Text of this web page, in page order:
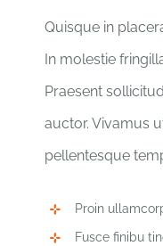
Quisque in
In molestie
Praesent
auctor. Vivamus
pellentesque
Proin
Fusce finibu